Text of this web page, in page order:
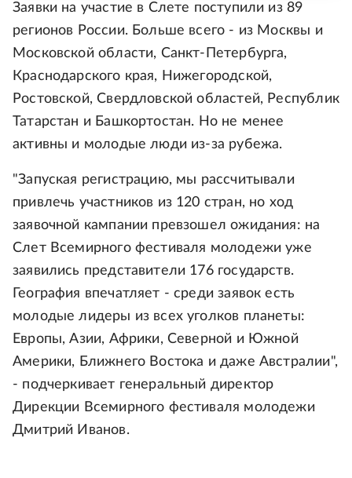
Заявки на участие в Слете поступили из 89
регионов России. Больше всего - из Москвы и
Московской области, Санкт-Петербурга,
Краснодарского края, Нижегородской,
Ростовской, Свердловской областей, Республик
Татарстан и Башкортостан. Но не менее
активны и молодые люди из-за рубежа.
"Запуская регистрацию, мы рассчитывали
привлечь участников из 120 стран, но ход
заявочной кампании превзошел ожидания: на
Слет Всемирного фестиваля молодежи уже
заявились представители 176 государств.
География впечатляет - среди заявок есть
молодые лидеры из всех уголков планеты:
Европы, Азии, Африки, Северной и Южной
Америки, Ближнего Востока и даже Австралии",
- подчеркивает генеральный директор
Дирекции Всемирного фестиваля молодежи
Дмитрий Иванов.